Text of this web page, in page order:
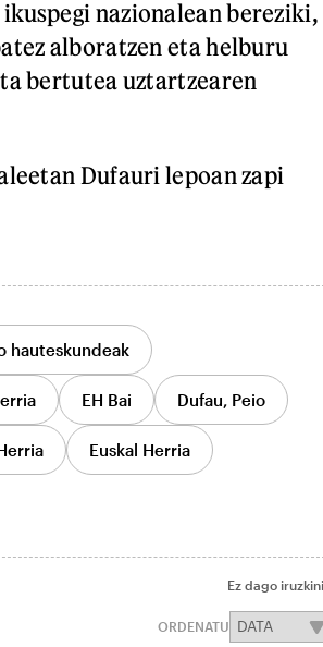
nazionalean bereziki,
alboratzen eta helburu
bertutea uztartzearen
Dufauri lepoan zapi
hauteskundeak
EH Bai Dufau, Peio
Euskal Herria
Ez dago
ORDENATU